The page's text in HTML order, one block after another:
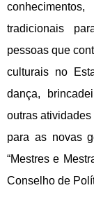
tradicionais
pessoas que
culturais no
dança,
outras
para as novas
“Mestres e
Conselho de